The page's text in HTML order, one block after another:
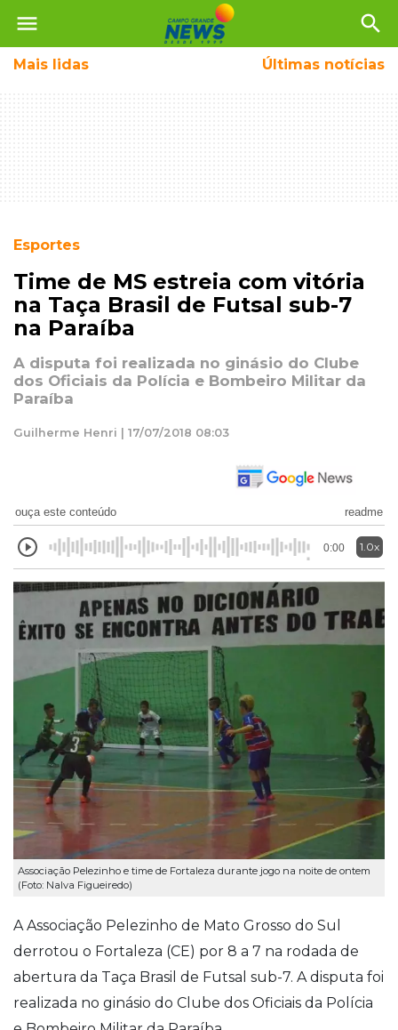
menu search
Mais lidas Últimas notícias
Esportes
Time de MS estreia com vitória
na Taça Brasil de Futsal sub-7
na Paraíba
A disputa foi realizada no ginásio do Clube
dos Oficiais da Polícia e Bombeiro Militar da
Paraíba
Guilherme Henri | 17/07/2018 08:03
ouça este conteúdo readme
0:00 1.0x
Associação Pelezinho e time de Fortaleza durante jogo na noite de ontem
(Foto: Nalva Figueiredo)
A Associação Pelezinho de Mato Grosso do Sul
derrotou o Fortaleza (CE) por 8 a 7 na rodada de
abertura da Taça Brasil de Futsal sub-7. A disputa foi
realizada no ginásio do Clube dos Oficiais da Polícia